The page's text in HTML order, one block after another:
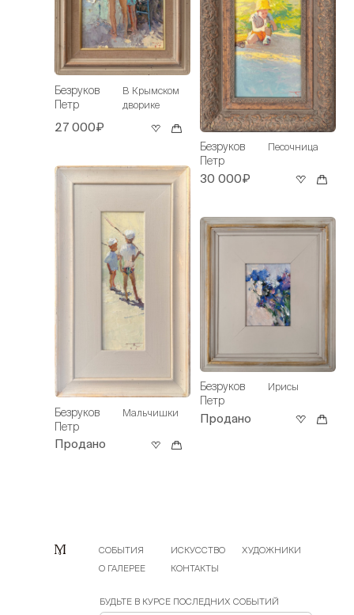
Безруков
Петр
В Крымском
дворике
27 000₽
Безруков
Петр
Мальчишки
Продано
Безруков
Петр
Песочница
30 000₽
Безруков
Петр
Ирисы
Продано
СОБЫТИЯ ИСКУССТВО
ХУДОЖНИКИ
О ГАЛЕРЕЕ
КОНТАКТЫ
БУДЬТЕ В КУРСЕ ПОСЛЕДНИХ СОБЫТИЙ